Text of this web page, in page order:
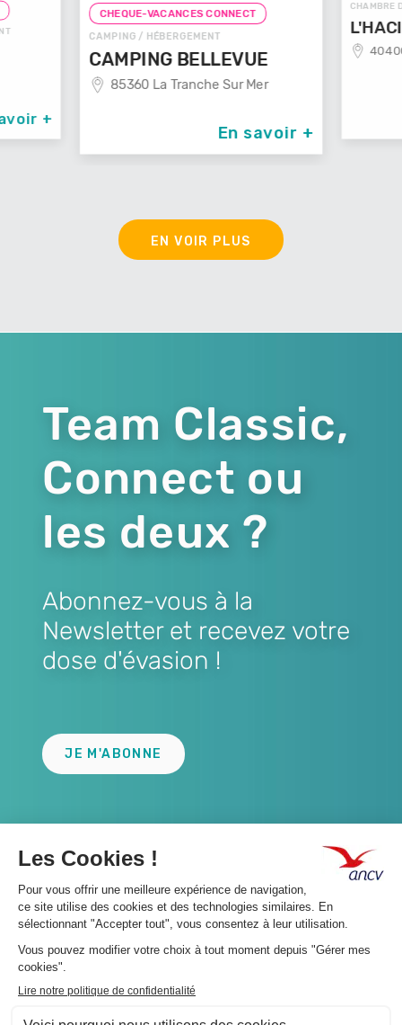
+
CHEQUE-VACANCES CONNECT
CAMPING / HÉBERGEMENT
CAMPING BELLEVUE
85360 La Tranche Sur Mer
En savoir +
CHAMBRE
EN VOIR PLUS
Team Classic,
Connect ou
les deux ?
Abonnez-vous à la
Newsletter et recevez votre
dose d'évasion !
JE M'ABONNE
A propos 👇
Suivez-nous 👇